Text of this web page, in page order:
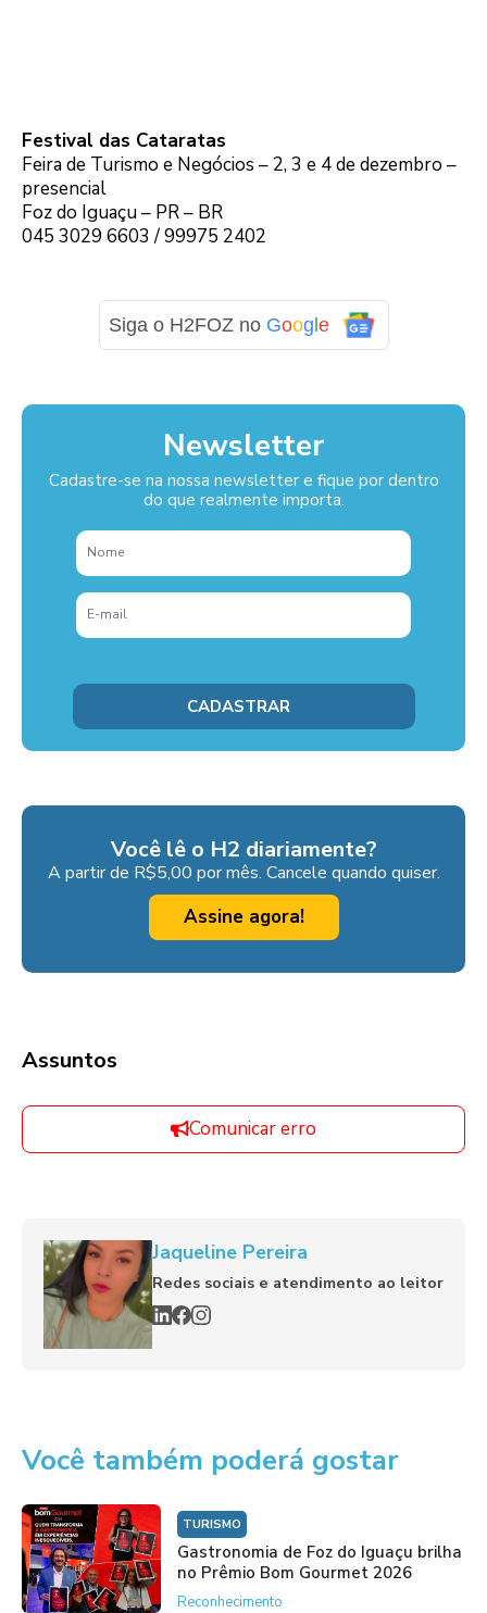
Festival das Cataratas
Feira de Turismo e Negócios – 2, 3 e 4 de dezembro –
presencial
Foz do Iguaçu – PR – BR
045 3029 6603 / 99975 2402
Siga o H2FOZ no Goog e
Newsletter
Cadastre-se na nossa newsletter e fique por dentro
do que realmente importa.
Você lê o H2 diariamente?
A partir de R$5,00 por mês. Cancele quando quiser.
Assine agora!
Assuntos
Comunicar erro
Jaqueline Pereira
Redes sociais e atendimento ao leitor
Você também poderá gostar
TURISMO
Gastronomia de Foz do Iguaçu brilha
no Prêmio Bom Gourmet 2026
Reconhecimento